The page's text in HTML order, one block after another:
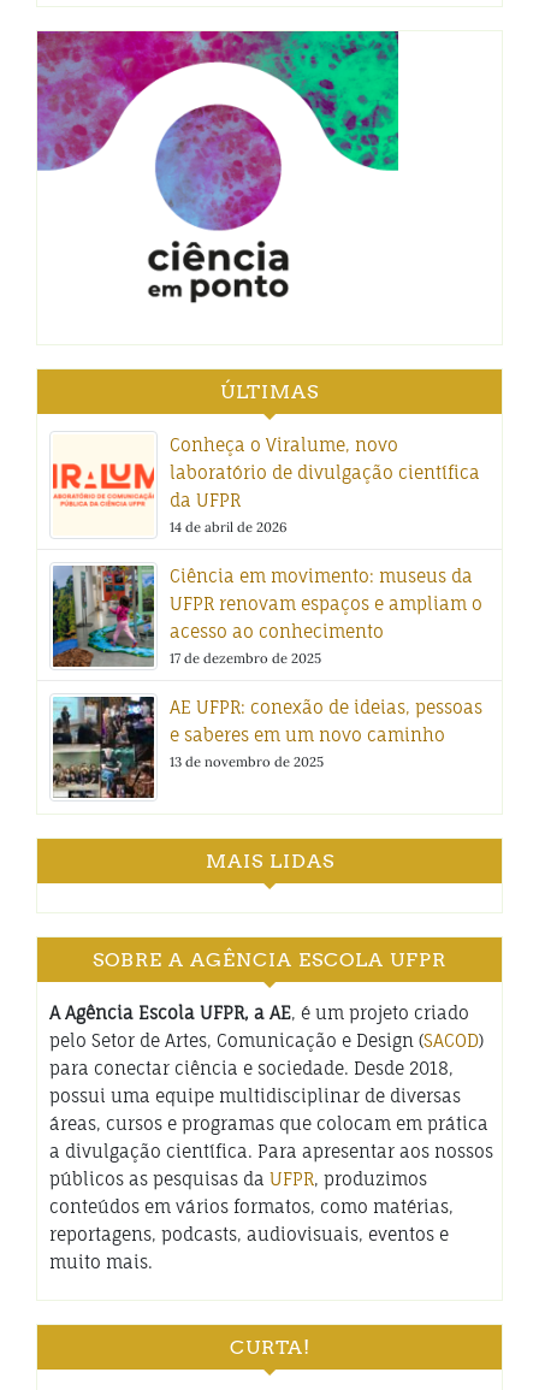
ÚLTIMAS
Conheça o Viralume, novo
laboratório de divulgação científica
da UFPR
14 de abril de 2026
Ciência em movimento: museus da
UFPR renovam espaços e ampliam o
acesso ao conhecimento
17 de dezembro de 2025
AE UFPR: conexão de ideias, pessoas
e saberes em um novo caminho
13 de novembro de 2025
MAIS LIDAS
SOBRE A AGÊNCIA ESCOLA UFPR
A Agência Escola UFPR, a AE, é um projeto criado
pelo Setor de Artes, Comunicação e Design (SACOD)
para conectar ciência e sociedade. Desde 2018,
possui uma equipe multidisciplinar de diversas
áreas, cursos e programas que colocam em prática
a divulgação científica. Para apresentar aos nossos
públicos as pesquisas da UFPR, produzimos
conteúdos em vários formatos, como matérias,
reportagens, podcasts, audiovisuais, eventos e
muito mais.
CURTA!